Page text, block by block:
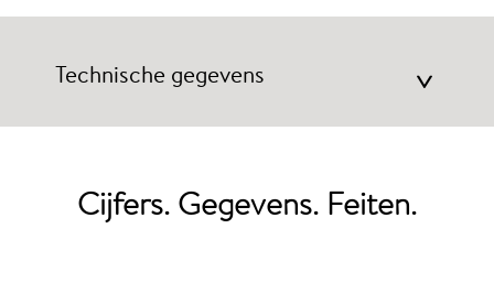
Technische gegevens >
Cijfers. Gegevens. Feiten.